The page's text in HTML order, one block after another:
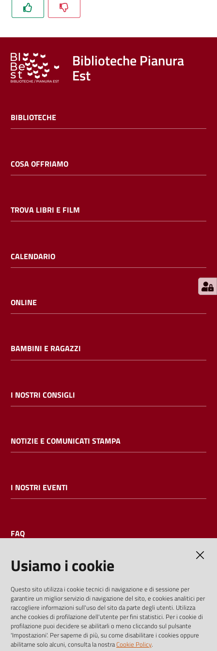
libri
film
Calendario
Bambini
E
l
i
cataloghi
bibliotecario
Biblioteche Pianura
Est
BIBLIOTECHE
COSA OFFRIAMO
TROVA LIBRI E FILM
CALENDARIO
ONLINE
BAMBINI E RAGAZZI
I NOSTRI CONSIGLI
NOTIZIE E COMUNICATI STAMPA
I NOSTRI EVENTI
FAQ
I dati personali pubblicati sono riutilizzabili solo alle condizioni
previste dalla direttiva comunitaria 2003/98/CE e dal d.lgs.
36/2006
Usiamo i cookie
Questo sito utilizza i cookie tecnici di navigazione e di sessione per
garantire un miglior servizio di navigazione del sito, e cookies analitici per
raccogliere informazioni sull'uso del sito da parte degli utenti. Utilizza
anche cookies di profilazione dell'utente per fini statistici. Per i cookie di
profilazione puoi decidere se abilitarli o meno cliccando sul pulsante
'Impostazioni'. Per saperne di più, su come disabilitare i cookies oppure
abilitarne solo alcuni, consulta la nostraCookie Policy.